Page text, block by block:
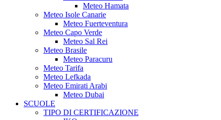
Meteo Hamata
Meteo Isole Canarie
Meteo Fuerteventura
Meteo Capo Verde
Meteo Sal Rei
Meteo Brasile
Meteo Paracuru
Meteo Tarifa
Meteo Lefkada
Meteo Emirati Arabi
Meteo Dubai
SCUOLE
TIPO DI CERTIFICAZIONE